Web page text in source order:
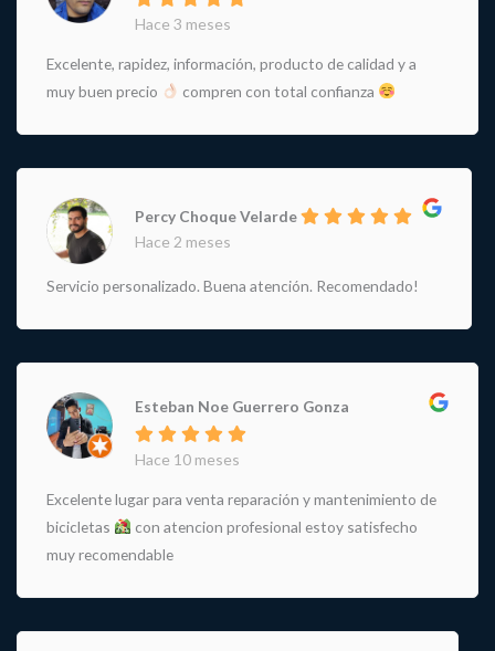
Hace 3 meses
Excelente, rapidez, información, producto de calidad y a
muy buen precio
compren con total confianza
Percy Choque Velarde
Hace 2 meses
Servicio personalizado. Buena atención. Recomendado!
Esteban Noe Guerrero Gonza
Hace 10 meses
Excelente lugar para venta reparación y mantenimiento de
bicicletas
con atencion profesional estoy satisfecho
muy recomendable